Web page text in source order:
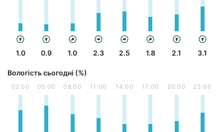
1.0 0.9 1.0 2.3 2.5 1.8 2.1 3.1
Вологість сьогодні (%)
02:00 05:00 08:00 11:00 14:00 17:00 20:00 23:00